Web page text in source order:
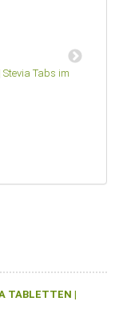
Tabs im
TABLETTEN |